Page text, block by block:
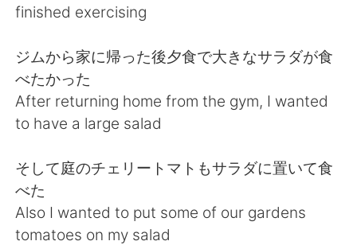
繁體中文
العربية Français
Deutsch 日本語
Indonesia Italiano
Türkçe Tiếng Việt
finished exercising
ジムから家に帰った後夕食で大きなサラダが食
べたかった
After returning home from the gym, I wanted
to have a large salad
そして庭のチェリートマトもサラダに置いて食
べた
Also I wanted to put some of our gardens
tomatoes on my salad